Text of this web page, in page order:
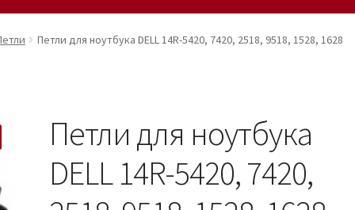
Петли для ноутбука DELL 14R-5420, 7420, 2518, 9518, 1528, 1628
Петли для ноутбука
DELL 14R-5420, 7420,